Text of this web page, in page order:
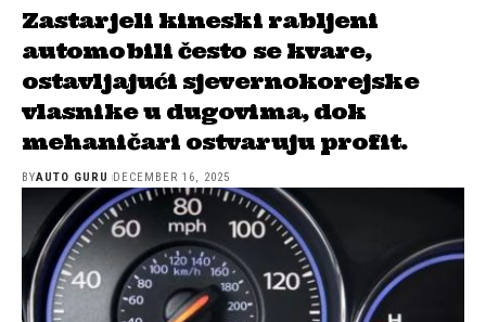
Zastarjeli kineski rabljeni
automobili često se kvare,
ostavljajući sjevernokorejske
vlasnike u dugovima, dok
mehaničari ostvaruju profit.
BYAUTO GURU DECEMBER 16, 2025